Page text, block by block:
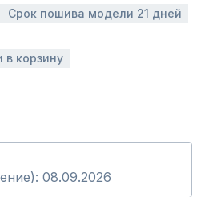
Срок пошива модели 21 дней
в корзину
08.09.2026